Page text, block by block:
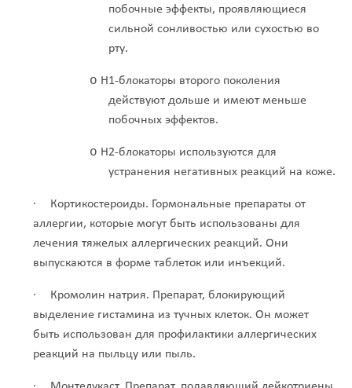
побочные эффекты, проявляющиеся
сильной сонливостью или сухостью во
рту.
o Н1-блокаторы второго поколения
действуют дольше и имеют меньше
побочных эффектов.
o Н2-блокаторы используются для
устранения негативных реакций на коже.
·
Кортикостероиды. Гормональные препараты от
аллергии, которые могут быть использованы для
лечения тяжелых аллергических реакций. Они
выпускаются в форме таблеток или инъекций.
·
Кромолин натрия. Препарат, блокирующий
выделение гистамина из тучных клеток. Он может
быть использован для профилактики аллергических
реакций на пыльцу или пыль.